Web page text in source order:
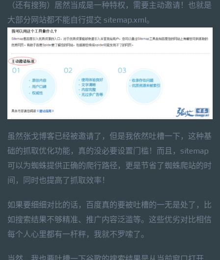
（还有搜狗）居然当成是一种特权，需要主动邀请！也就是
大部分网站都不能自行提交 sitemap.xml。
虽然张戈博客已经被邀请了，但是我依然吐槽一下，这种基
础的抓取优化功能，真的没必要设置门槛！而且，sitemap
可以为蜘蛛提供正确的爬行路径，更是节省了蜘蛛爬站的时
间，同时也提高了抓取效率！
如果要细细对比的话，百度真的要被吐槽的一无是处了，比
如搜索结果不够精准、推广内容泛滥等。这些优劣对比相信
每个人心里都有一杆秤，我就不罗嗦了。